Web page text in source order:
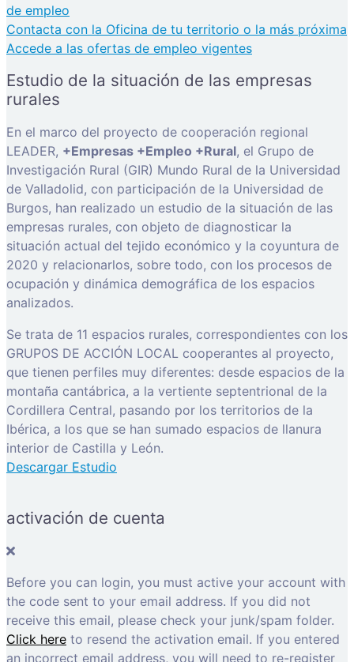
de empleo
Contacta con la Oficina de tu territorio o la más próxima
Accede a las ofertas de empleo vigentes
Estudio de la situación de las empresas
rurales
En el marco del proyecto de cooperación regional
LEADER, +Empresas +Empleo +Rural, el Grupo de
Investigación Rural (GIR) Mundo Rural de la Universidad
de Valladolid, con participación de la Universidad de
Burgos, han realizado un estudio de la situación de las
empresas rurales, con objeto de diagnosticar la
situación actual del tejido económico y la coyuntura de
2020 y relacionarlos, sobre todo, con los procesos de
ocupación y dinámica demográfica de los espacios
analizados.
Se trata de 11 espacios rurales, correspondientes con los
GRUPOS DE ACCIÓN LOCAL cooperantes al proyecto,
que tienen perfiles muy diferentes: desde espacios de la
montaña cantábrica, a la vertiente septentrional de la
Cordillera Central, pasando por los territorios de la
Ibérica, a los que se han sumado espacios de llanura
interior de Castilla y León.
Descargar Estudio
activación de cuenta
Before you can login, you must active your account with
the code sent to your email address. If you did not
receive this email, please check your junk/spam folder.
Click here to resend the activation email. If you entered
an incorrect email address, you will need to re-register